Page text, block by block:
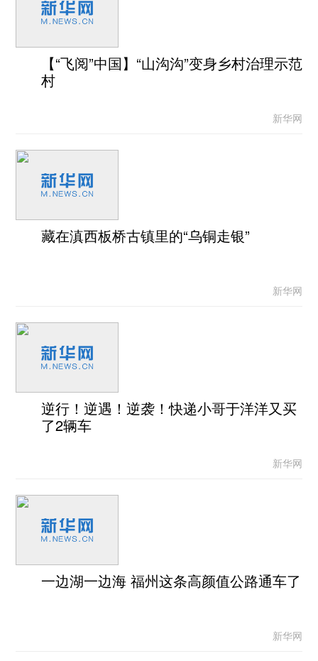
【“飞阅”中国】“山沟沟”变身乡村治理示范
村
新华网
藏在滇西板桥古镇里的“乌铜走银”
新华网
逆行！逆遇！逆袭！快递小哥于洋洋又买
了2辆车
新华网
一边湖一边海 福州这条高颜值公路通车了
新华网